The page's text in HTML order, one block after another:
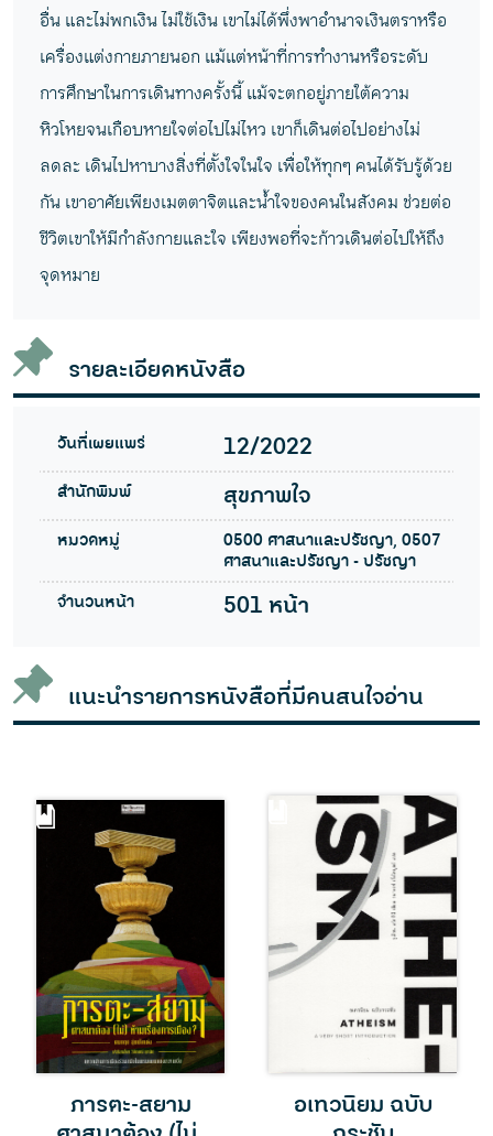
อื่น และไม่พกเงิน ไม่ใช้เงิน เขาไม่ได้พึ่งพาอำนาจเงินตราหรือ
เครื่องแต่งกายภายนอก แม้แต่หน้าที่การทำงานหรือระดับ
การศึกษาในการเดินทางครั้งนี้ แม้จะตกอยู่ภายใต้ความ
หิวโหยจนเกือบหายใจต่อไปไม่ไหว เขาก็เดินต่อไปอย่างไม่
ลดละ เดินไปหาบางสิ่งที่ตั้งใจในใจ เพื่อให้ทุกๆ คนได้รับรู้ด้วย
กัน เขาอาศัยเพียงเมตตาจิตและน้ำใจของคนในสังคม ช่วยต่อ
ชีวิตเขาให้มีกำลังกายและใจ เพียงพอที่จะก้าวเดินต่อไปให้ถึง
จุดหมาย
รายละเอียดหนังสือ
วันที่เผยแพร่ 12/2022
สำนักพิมพ์ สุขภาพใจ
หมวดหมู่
0500 ศาสนาและปรัชญา, 0507
ศาสนาและปรัชญา - ปรัชญา
จำนวนหน้า
501 หน้า
แนะนำรายการหนังสือที่มีคนสนใจอ่าน
ภารตะ-สยาม
อเทวนิยม ฉบับ